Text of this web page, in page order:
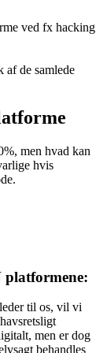
ved fx hacking
af de samlede
men hvad kan
hvis
til os, vil vi
men er dog
behandles